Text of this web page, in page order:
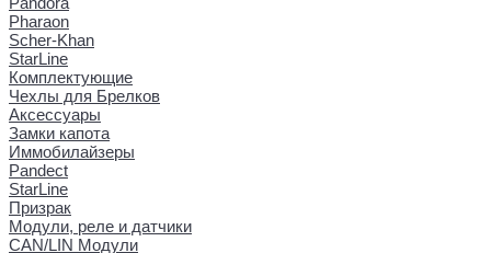
Pharaon
Scher-Khan
StarLine
Комплектующие
Чехлы для Брелков
Аксессуары
Замки капота
Иммобилайзеры
Pandect
StarLine
Призрак
Модули, реле и датчики
CAN/LIN Модули